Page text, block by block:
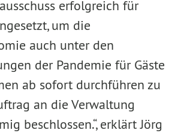
erfolgreich für
um die
auch unter den
der Pandemie für Gäste
ab sofort durchführen zu
an die Verwaltung
beschlossen.“, erklärt Jörg